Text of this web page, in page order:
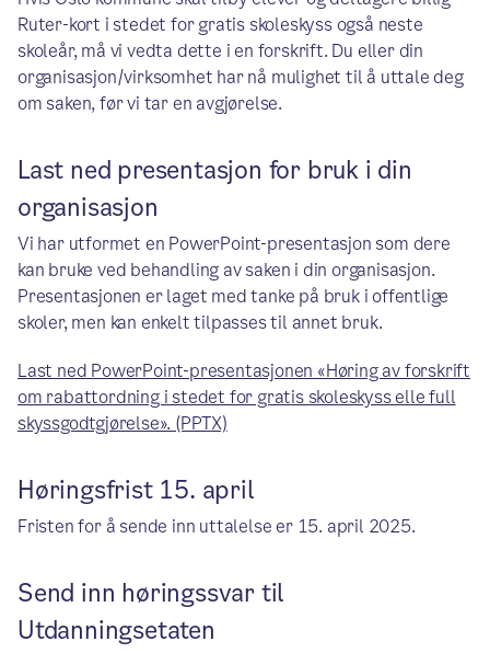
Ruter-kort i stedet for gratis skoleskyss også neste
skoleår, må vi vedta dette i en forskrift. Du eller din
organisasjon/virksomhet har nå mulighet til å uttale deg
om saken, før vi tar en avgjørelse.
Last ned presentasjon for bruk i din
organisasjon
Vi har utformet en PowerPoint-presentasjon som dere
kan bruke ved behandling av saken i din organisasjon.
Presentasjonen er laget med tanke på bruk i offentlige
skoler, men kan enkelt tilpasses til annet bruk.
Last ned PowerPoint-presentasjonen «Høring av forskrift
om rabattordning i stedet for gratis skoleskyss elle full
skyssgodtgjørelse». (PPTX)
Høringsfrist 15. april
Fristen for å sende inn uttalelse er 15. april 2025.
Send inn høringssvar til
Utdanningsetaten